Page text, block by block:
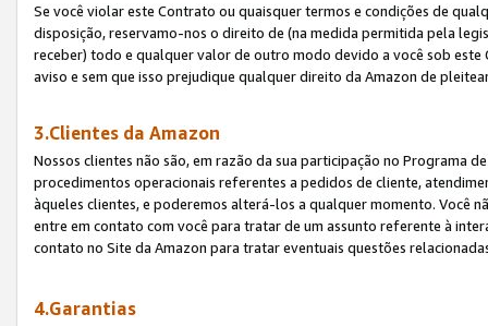
Se você violar este Contrato ou quaisquer termos e condições de
disposição, reservamo-nos o direito de (na medida permitida pela
receber) todo e qualquer valor de outro modo devido a você sob
aviso e sem que isso prejudique qualquer direito da Amazon de
3.Clientes da Amazon
Nossos clientes não são, em razão da sua participação no Programa
procedimentos operacionais referentes a pedidos de cliente,
àqueles clientes, e poderemos alterá-los a qualquer momento. Você
entre em contato com você para tratar de um assunto referente à
contato no Site da Amazon para tratar eventuais questões
4.Garantias